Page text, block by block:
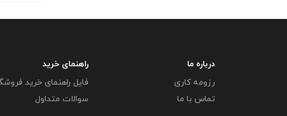
درباره ما
رزومه کاری
تماس با ما
راهنمای خرید
فایل راهنمای خرید
سوالات متداول